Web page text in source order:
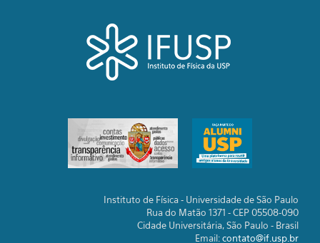
Instituto de Física - Universidade de São Paulo
Rua do Matão 1371 - CEP 05508-090
Cidade Universitária, São Paulo - Brasil
Email:contato@if.usp.br